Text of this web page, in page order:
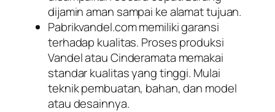
dijamin aman sampai ke alamat tujuan.
Pabrikvandel.com memiliki garansi
terhadap kualitas. Proses produksi
Vandel atau Cinderamata memakai
standar kualitas yang tinggi. Mulai
teknik pembuatan, bahan, dan model
atau desainnya.